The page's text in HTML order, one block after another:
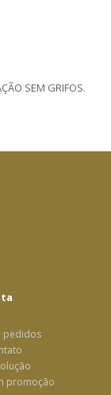
SEM GRIFOS.
pedidos
promoção